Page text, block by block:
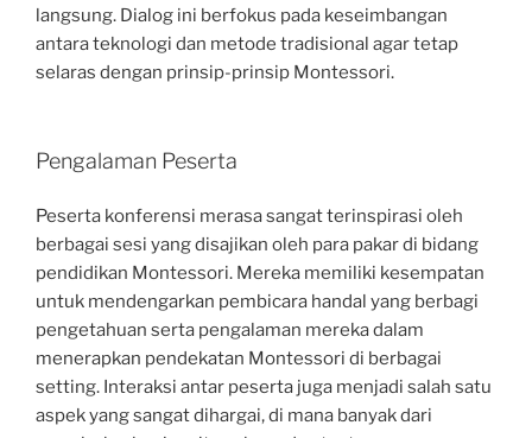
langsung. Dialog ini berfokus pada keseimbangan
antara teknologi dan metode tradisional agar tetap
selaras dengan prinsip-prinsip Montessori.
Pengalaman Peserta
Peserta konferensi merasa sangat terinspirasi oleh
berbagai sesi yang disajikan oleh para pakar di bidang
pendidikan Montessori. Mereka memiliki kesempatan
untuk mendengarkan pembicara handal yang berbagi
pengetahuan serta pengalaman mereka dalam
menerapkan pendekatan Montessori di berbagai
setting. Interaksi antar peserta juga menjadi salah satu
aspek yang sangat dihargai, di mana banyak dari